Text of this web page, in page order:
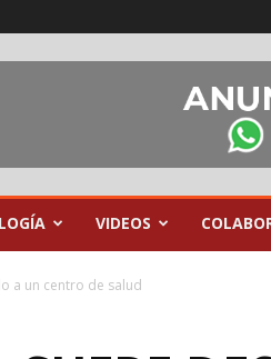
VIDEOS
a un centro de salud